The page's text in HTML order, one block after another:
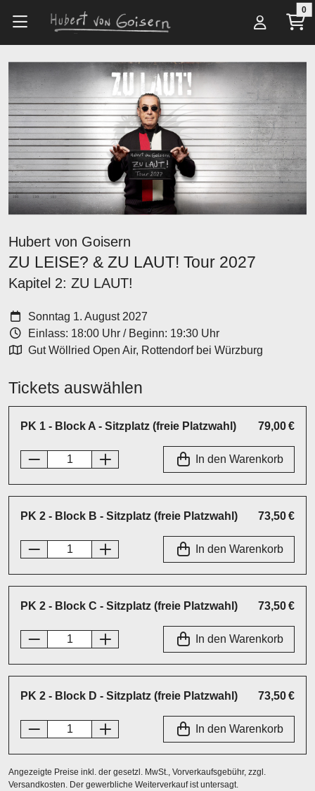
Zum Hauptinhalt springen 0
Alle Artikel
Hubert von Goisern
ZU LEISE? & ZU LAUT! Tour 2027
Kapitel 2: ZU LAUT!
Sonntag 1. August 2027
Einlass: 18:00 Uhr / Beginn: 19:30 Uhr
Gut Wöllried Open Air, Rottendorf bei Würzburg
Tickets auswählen
PK 1 - Block A - Sitzplatz (freie Platzwahl) 79,00 €
In den Warenkorb
PK 2 - Block B - Sitzplatz (freie Platzwahl) 73,50 €
In den Warenkorb
PK 2 - Block C - Sitzplatz (freie Platzwahl) 73,50 €
In den Warenkorb
PK 2 - Block D - Sitzplatz (freie Platzwahl) 73,50 €
In den Warenkorb
Angezeigte Preise inkl. der gesetzl. MwSt., Vorverkaufsgebühr, zzgl.
Versandkosten. Der gewerbliche Weiterverkauf ist untersagt.